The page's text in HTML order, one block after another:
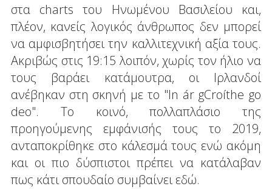
στα charts του Ηνωμένου Βασιλείου και,
πλέον, κανείς λογικός άνθρωπος δεν μπορεί
να αμφισβητήσει την καλλιτεχνική αξία τους.
Ακριβώς στις 19:15 λοιπόν, χωρίς τον ήλιο να
τους βαράει κατάμουτρα, οι Ιρλανδοί
ανέβηκαν στη σκηνή με το "In ár gCroíthe go
deo". Το κοινό, πολλαπλάσιο της
προηγούμενης εμφάνισής τους το 2019,
ανταποκρίθηκε στο κάλεσμά τους ενώ ακόμη
και οι πιο δύσπιστοι πρέπει να κατάλαβαν
πως κάτι σπουδαίο συμβαίνει εδώ.